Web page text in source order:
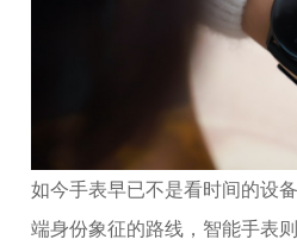
如今手表早已不是看时间的设
端身份象征的路线，智能手表